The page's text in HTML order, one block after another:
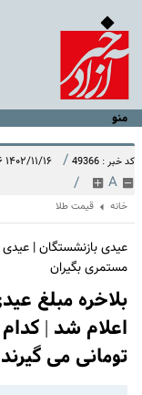
منو
کد خبر : 49366 / ۱۴۰۲/۱۱/۱۶ ۱۸:۰۰:۰۶
A
/
خانه قیمت طلا
عیدی بازنشستگان |
مستمری بگیران
بلاخره مبلغ
تومانی می